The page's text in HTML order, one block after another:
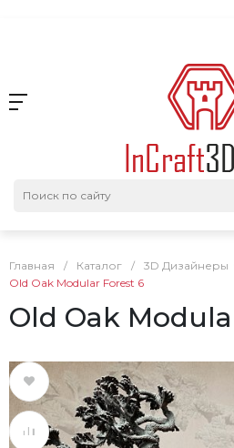
Главная / Каталог / 3D Дизайнеры
Old Oak Modular Forest 6
Old Oak